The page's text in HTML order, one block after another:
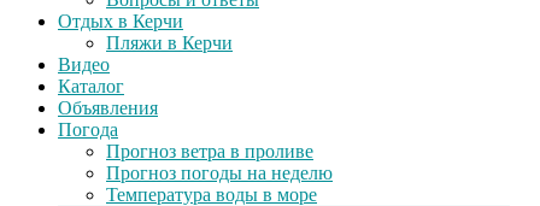
Отдых в Керчи
Пляжи в Керчи
Видео
Каталог
Объявления
Погода
Прогноз ветра в проливе
Прогноз погоды на неделю
Температура воды в море